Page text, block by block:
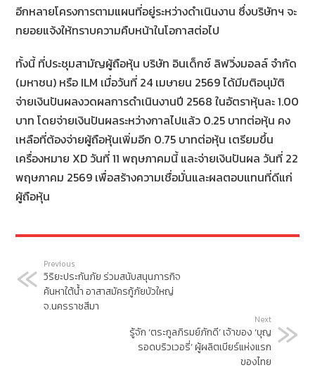
อีกหลายโครงการตามแผนที่อยู่ระหว่างดำเนินงาน ซึ่งบริษัทฯ จะ
ทยอยแจ้งให้ทราบความคืบหน้าในโอกาสต่อไป
ทั้งนี้ ที่ประชุมสามัญผู้ถือหุ้น บริษัท อินเด็กซ์ ลิฟวิ่งมอลล์ จำกัด
(มหาชน) หรือ ILM เมื่อวันที่ 24 เมษายน 2569 ได้มีมติอนุมัติ
จ่ายเงินปันผลงวดผลการดำเนินงานปี 2568 ในอัตราหุ้นละ 1.00
บาท โดยจ่ายเงินปันผลระหว่างกาลไปแล้ว 0.25 บาทต่อหุ้น คง
เหลือที่ต้องจ่ายผู้ถือหุ้นเพิ่มอีก 0.75 บาทต่อหุ้น เตรียมขึ้น
เครื่องหมาย XD วันที่ 11 พฤษภาคมนี้ และจ่ายเงินปันผล วันที่ 22
พฤษภาคม 2569 เพื่อสร้างความเชื่อมั่นและผลตอบแทนที่ดีแก่
ผู้ถือหุ้น
Previous
วิริยะประกันภัย ร่วมสนับสนุนภารกิจ
ค้นหาใต้น้ำ อาสาสมัครกู้ภัยบัวใหญ่
จ.นครราชสีมา
Next
รู้จัก ‘ตระกูลภิรมย์ภักดี’ เจ้าของ ‘บุญ
รอดบริวเวอรี่’ ผู้ผลิตเบียร์แห่งแรก
ของไทย